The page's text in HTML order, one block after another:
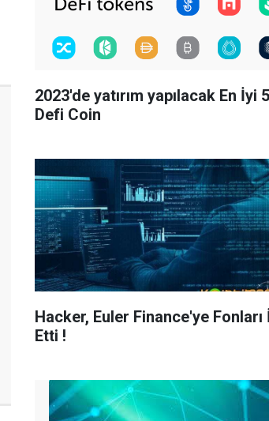
2023'de yatırım yapılacak En İyi 5
Defi Coin
Hacker, Euler Finance'ye Fonları
Etti !